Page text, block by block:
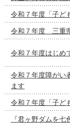
令和７年度「子ど
令和７年度 三重
令和７年度はじめ
令和７年度障がい
ます
令和７年度「子ど
『君ヶ野ダムを